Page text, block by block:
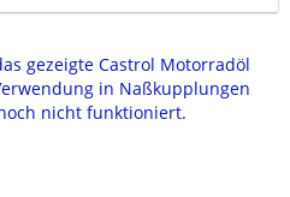
gezeigte Castrol Motorradöl
in Naßkupplungen
nicht funktioniert.